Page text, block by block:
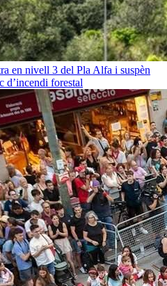
en nivell 3 del Pla Alfa i suspèn
d’incendi forestal